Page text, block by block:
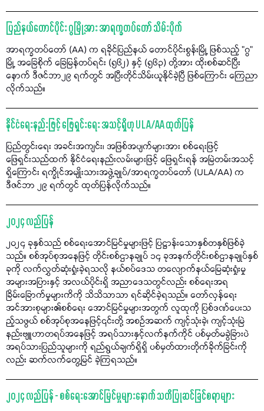
ပြည်နယ်တောင်ပိုင်း ဂွမြို့အား အာရက္ခတပ်တော် သိမ်းပိုက်
အာရက္ခတပ်တော် (AA) က ရခိုင်ပြည်နယ် တောင်ပိုင်းစွန်းမြို့ ဖြစ်သည့် "ဂွ"
မြို့ အခြေစိုက် ခြေမြန်တပ်ရင်း (၅၆၂) နှင့် (၅၆၃) တို့အား ထိုးစစ်ဆင်ပြီး
နောက် ဒီဇင်ဘာ၂၉ ရက်တွင် အပြီးတိုင်သိမ်းယူနိုင်ခဲ့ပြီ ဖြစ်ကြောင်း ကြေညာ
လိုက်သည်။
နိုင်ငံရေးနည်းဖြင့် ဖြေရှင်းရေး အသင့်ရှိဟု ULA/AA ထုတ်ပြန်
ပြည်တွင်းရေး အခင်းအကျင်း၊ အဖြစ်အပျက်များအား စစ်ရေးဖြင့်
ဖြေရှင်းသည်ထက် နိုင်ငံရေးနည်းလမ်းများဖြင့် ဖြေရှင်းရန် အမြဲတမ်းအသင့်
ရှိကြောင်း ရက္ခိုင်အမျိုးသားအဖွဲ့ချုပ်/အာရက္ခတပ်တော် (ULA/AA) က
ဒီဇင်ဘာ ၂၉ ရက်တွင် ထုတ်ပြန်လိုက်သည်။
၂၀၂၄ လည်ပြန်
၂၀၂၄ ခုနှစ်သည် စစ်ရေးအောင်မြင်မှုများဖြင့် ပြဋ္ဌာန်းသောနှစ်တနှစ်ဖြစ်ခဲ့
သည်။ စစ်အုပ်စုအနေဖြင့် တိုင်းစစ်ဌာနချုပ် ၁၄ ခုအနက်တိုင်းစစ်ဌာနချုပ်နှစ်
ခုကို လက်လွှတ်ဆုံးရှုံးခဲ့ရသလို နယ်စပ်ဒေသ တလျောက်နယ်မြေဆုံးရှုံးမှု
အများအပြားနှင့် အလယ်ပိုင်းရှိ အညာဒေသတွင်လည်း စစ်ရေးအရ
ခြိမ်းခြောက်မှုများကိကို သိသိသာသာ ရင်ဆိုင်ခဲ့ရသည်။ တော်လှန်ရေး
အင်အားစုများ၏စစ်ရေး အောင်မြင်မှုများအတွက် လူထုကို ပြစ်ဒဏ်ပေးသ
ည့်သဖွယ် စစ်အုပ်စုအနေဖြင့်၎င်းတို့ အစဉ်အဆက် ကျင့်သုံးခဲ့၊ ကျင့်သုံးမြဲ
နည်းဗျူဟာတရပ်အနေဖြင့် အရပ်သားနှင့်လက်နက်ကိုင် ပစ်မှတ်မခွဲခြားပဲ
အရပ်သားပြည်သူများကို ရည်ရွယ်ချက်ရှိရှိ ပစ်မှတ်ထားတိုက်ခိုက်ခြင်းကို
လည်း ဆက်လက်တွေ့မြင် ခဲ့ကြရသည်။
၂၀၂၄ လည်ပြန် - စစ်ရေးအောင်မြင်မှုများနောက် သတိပြုဆင်ခြင်စရာများ